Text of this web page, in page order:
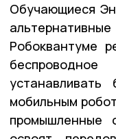
Обучающиеся
Робоквантуме
беспроводное
мобильным
промышленные